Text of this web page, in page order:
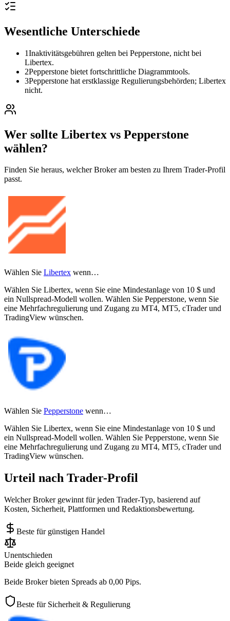
Wesentliche Unterschiede
1Inaktivitätsgebühren gelten bei Pepperstone, nicht bei
Libertex.
2Pepperstone bietet fortschrittliche Diagrammtools.
3Pepperstone hat erstklassige Regulierungsbehörden; Libertex
nicht.
Wer sollte Libertex vs Pepperstone
wählen?
Finden Sie heraus, welcher Broker am besten zu Ihrem Trader-Profil
passt.
Wählen Sie Libertex wenn…
Wählen Sie Libertex, wenn Sie eine Mindestanlage von 10 $ und
ein Nullspread-Modell wollen. Wählen Sie Pepperstone, wenn Sie
eine Mehrfachregulierung und Zugang zu MT4, MT5, cTrader und
TradingView wünschen.
Wählen Sie Pepperstone wenn…
Wählen Sie Libertex, wenn Sie eine Mindestanlage von 10 $ und
ein Nullspread-Modell wollen. Wählen Sie Pepperstone, wenn Sie
eine Mehrfachregulierung und Zugang zu MT4, MT5, cTrader und
TradingView wünschen.
Urteil nach Trader-Profil
Welcher Broker gewinnt für jeden Trader-Typ, basierend auf
Kosten, Sicherheit, Plattformen und Redaktionsbewertung.
Beste für günstigen Handel
Unentschieden
Beide gleich geeignet
Beide Broker bieten Spreads ab 0,00 Pips.
Beste für Sicherheit & Regulierung